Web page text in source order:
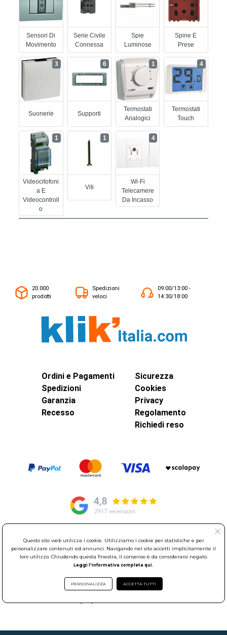
Sensori Di
Movimento
Serie Civile
Connessa
Spie
Luminose
Spine E
Prese
Suonerie
3
Supporti
6
Termostati
Analogici
1
Termostati
Touch
4
Videocitofoni
A E
Videocontroll
O
1
Viti
1
Wi-Fi
Telecamere
Da Incasso
4
20.000
prodotti
Spedizioni
veloci
09:00/13:00 -
14:30/18:00
Ordini e Pagamenti
Spedizioni
Garanzia
Recesso
Sicurezza
Cookies
Privacy
Regolamento
Richiedi reso
© Elettroservice Spa - Sede Legale: Via Leonardo da Vinci, 40 -
00015 Monterotondo Scalo (RM)
Partita Iva: 01586761007 - Codice Fiscale: 06634500588 Capitale
Roma REA: RM-535144
Sede Operativa: Via Leonardo da Vinci, 40 - 00015 Monterotondo
Questo sito web utilizza i cookie. Utilizziamo i cookie per statistiche e per
personalizzare contenuti ed annunci. Navigando nel sito accetti implicitamente il
loro utilizzo. Chiudendo questa finestra, il consenso è da considerarsi negato.
Leggi l'informativa completa qui.
PERSONALIZZA ACCETTA TUTTI